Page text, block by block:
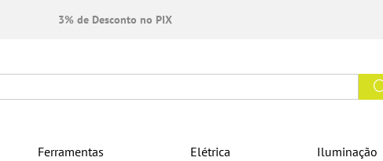
3% de Desconto no PIX
Ferramentas Elétrica Iluminação